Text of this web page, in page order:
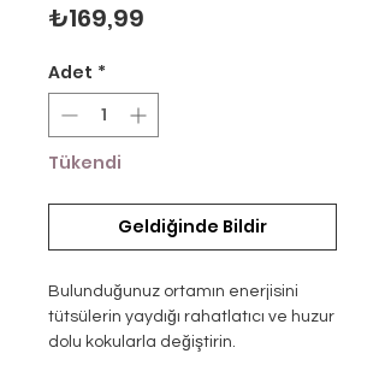
₺169,99
Adet *
Tükendi
Geldiğinde Bildir
Bulunduğunuz ortamın enerjisini
tütsülerin yaydığı rahatlatıcı ve huzur
dolu kokularla değiştirin.